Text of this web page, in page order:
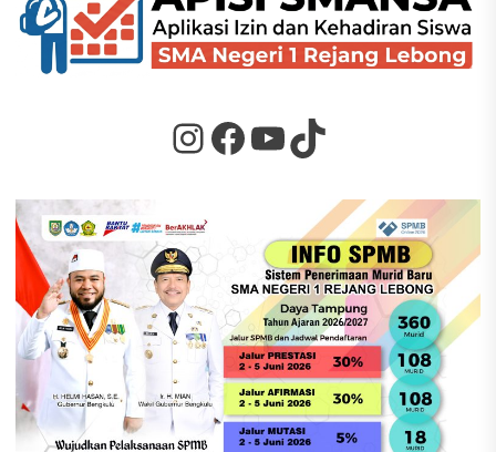
Instagram
Facebook
YouTube
TikTok